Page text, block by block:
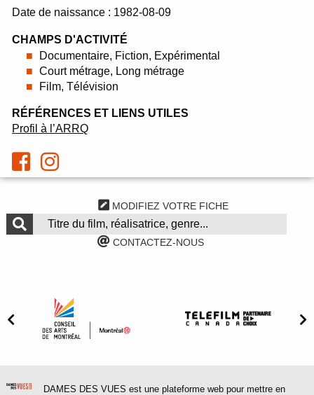
Date de naissance : 1982-08-09
CHAMPS D'ACTIVITÉ
Documentaire, Fiction, Expérimental
Court métrage, Long métrage
Film, Télévision
RÉFÉRENCES ET LIENS UTILES
Profil à l’ARRQ
MODIFIEZ VOTRE FICHE
CONTACTEZ-NOUS
DAMES DES VUES est une plateforme web pour mettre en